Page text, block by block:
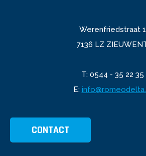
Werenfriedstraat 1
7136 LZ
T: 0544 - 35 22 35
E:
CONTACT